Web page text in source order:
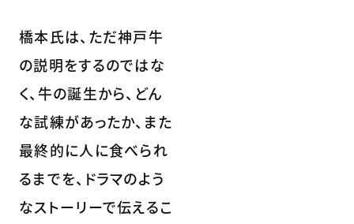
橋本氏は、ただ神戸牛
の説明をするのではな
く、牛の誕生から、どん
な試練があったか、また
最終的に人に食べられ
るまでを、ドラマのよう
なストーリーで伝えるこ